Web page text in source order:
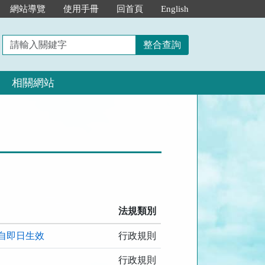
網站導覽 使用手冊 回首頁 English
請
輸
入
鍵
整合查詢
相關網站
法規類別
即日生效 行政規則
行政規則